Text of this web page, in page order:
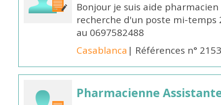
Bonjour je suis aide
recherche d'un poste mi-temps
au 0697582488
Casablanca | Références n°
Pharmacienne